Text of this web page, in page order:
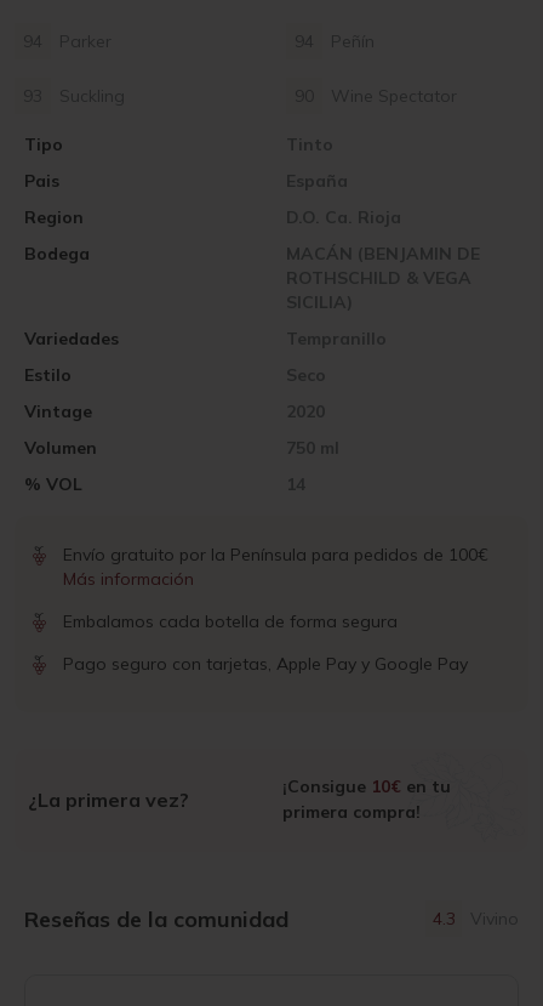
Parker Peñín
Suckling Wine Spectator
Pais España
Vintage 2020
Region D.O. Ca. Rioja
Volumen 750 ml
Bodega
MACÁN (BENJAMIN DE
ROTHSCHILD & VEGA
SICILIA)
% VOL 14
Variedades Tempranillo
Tipo Tinto
Estilo Seco
Envío gratuito por la Península para pedidos de 100€
Más información
Embalamos cada botella de forma segura
Pago seguro con tarjetas, Apple Pay y Google Pay
¿La primera vez?
¡Consigue 10€ en tu
primera compra!
Reseñas de la comunidad 4.3 Vivino